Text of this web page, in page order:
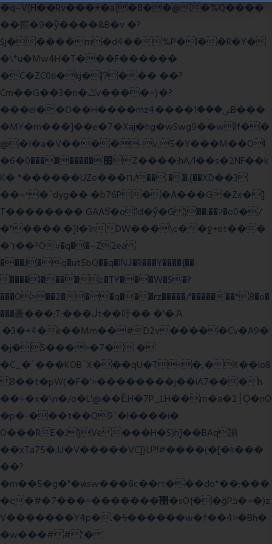
�q~V(H��Rv���+�a{�8��@�%Q����
��揎�9�ў����&B�v �?
$j�����m�d4��%P�l��R�Y�
�\*u�Mw4H�T���F������
�C�ZC0ʚ�kj�|?ͮ��� ��?
Cm��G��3�n�ݣv����=}�?
���el��O��H����mzݾ���1����4B���
�MY�m���]��e�7�Xaj׃�hg�wSwg9��wƗf��
@�I�a�V����-v,5�Y���M��Ol
�׿���������0�6Z����:hA/I��s�2NF��k
K� *������UZo���ח/�� ��.(��XD��3
��=^�`dyg�� �b76P��A���G�Zx�]
T�������� GAA5̔�o1d�ӳ�G )��:��ℱ�o0�/
�"����.�]I�1nDW���\c��ջ+et���
�ר��?Ov�q��~Z2ea
���J�q�ut5bQ��q�lǊ�R���Y����{��
����l����c�TY���W�S�?
���O>��2���q���rz�����/'�������*8�o�
���矗���;T:���ᒎt��吁�� �'�.Ὰ
.�3�+4�e��Mm��#D2v�����Cv�A9�
�j�S���>�7� �
�C_�`���KOB`X���qU�T<�,�K��lo8
8��t�pW(�F�'>��������j��iA7���h
��=�x�\n�/o�L'@��ȄH�7P_LH��m�a�2׀Ǫ�nO
�p�-���t��Q9`�l����i�
O���RE�J}Ve ���H�S)h]��BAq謪
��xTa75�,U�V�����VC]}U?!#����(�[�k���
��?
�m��5�g�"�ѩsw���8c��rt���do*��;���
�c�#�޳�ͯ������=���7�sO{��ğPݿ�=�)z
V�������Y4p�.�ϟ������w�f��4>�Bh�
�w���# # "�